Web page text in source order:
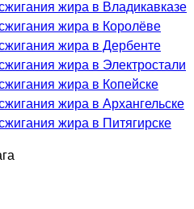
жира в Владикавказе
жира в Королёве
жира в Дербенте
жира в Электростали
жира в Копейске
жира в Архангельске
жира в Питягирске